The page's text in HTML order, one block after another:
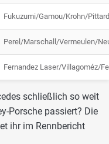
Fukuzumi/Gamou/Krohn/Pittard
Perel/Marschall/Vermeulen/
Fernandez Laser/Villagoméz/
schließlich so weit
Porsche passiert? Die
ihr im Rennbericht